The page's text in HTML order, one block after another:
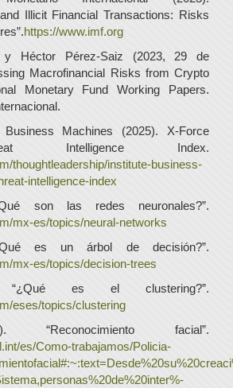
Illicit Financial Transactions: Risks
https://www.imf.org
y Héctor Pérez-Saiz (2023, 29 de
Macrofinancial Risks from Crypto
Monetary Fund Working Papers.
Business Machines (2025). X-Force
Intelligence Index.
thoughtleadership/institute-business-
intelligence-index
son las redes neuronales?”.
mx-es/topics/neural-networks
es un árbol de decisión?”.
mx-es/topics/decision-trees
es el clustering?”.
eses/topics/clustering
“Reconocimiento facial”.
es/Como-trabajamos/Policia-